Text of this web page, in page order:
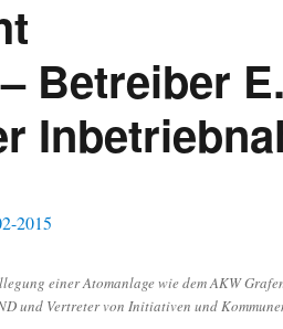
Betreiber
einer Atomanlage wie dem AKW
und Vertreter von Initiativen und